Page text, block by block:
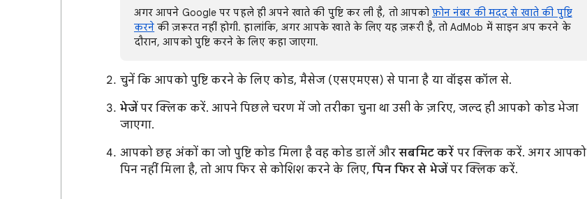
अगर आपने Google पर पहले ही अपने खाते की पुष्टि कर ली है, तो आपको फ़ोन नंबर की मदद से खाते की पुष्टि
करने की ज़रूरत नहीं होगी. हालांकि, अगर आपके खाते के लिए यह ज़रूरी है, तो AdMob में साइन अप करने के
दौरान, आपको पुष्टि करने के लिए कहा जाएगा.
चुनें कि आपको पुष्टि करने के लिए कोड, मैसेज (एसएमएस) से पाना है या वॉइस कॉल से.
भेजें पर क्लिक करें. आपने पिछले चरण में जो तरीका चुना था उसी के ज़रिए, जल्द ही आपको कोड भेजा
जाएगा.
आपको छह अंकों का जो पुष्टि कोड मिला है वह कोड डालें और सबमिट करें पर क्लिक करें. अगर आपको
पिन नहीं मिला है, तो आप फिर से कोशिश करने के लिए, पिन फिर से भेजेंपर क्लिक करें.